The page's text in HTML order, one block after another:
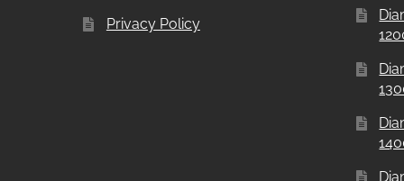
Privacy Policy